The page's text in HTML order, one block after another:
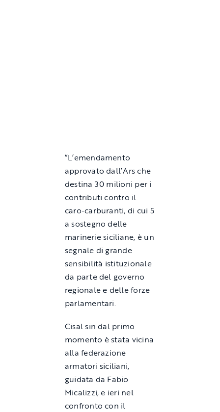
“L’emendamento
approvato dall’Ars che
destina 30 milioni per i
contributi contro il
caro-carburanti, di cui 5
a sostegno delle
marinerie siciliane, è un
segnale di grande
sensibilità istituzionale
da parte del governo
regionale e delle forze
parlamentari.
Cisal sin dal primo
momento è stata vicina
alla federazione
armatori siciliani,
guidata da Fabio
Micalizzi, e ieri nel
confronto con il